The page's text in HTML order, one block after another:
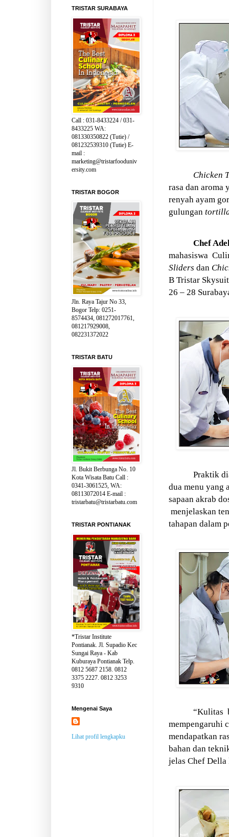
Chicken
rasa dan aroma
renyah ayam
gulungan
Chef
mahasiswa
Sliders dan
B Tristar
26 – 28
Praktik
dua menu yang
sapaan akrab
menjelaskan
tahapan dalam
“Kulitas
mempengaruhi
mendapatkan
bahan dan
jelas Chef Della
TRISTAR SURABAYA
Call : 031-8433224 / 031-
8433225 WA:
081330350822 (Tutie) /
081232539310 (Tutie) E-
mail :
marketing@tristarfooduniv
ersity.com
TRISTAR BOGOR
Jln. Raya Tajur No 33,
Bogor Telp: 0251-
8574434, 081272017761,
081217929008,
082231372022
TRISTAR BATU
Jl. Bukit Berbunga No. 10
Kota Wisata Batu Call :
0341-3061525, WA:
08113072014 E-mail :
tristarbatu@tristarbatu.com
TRISTAR PONTIANAK
*Tristar Institute
Pontianak. Jl. Supadio Kec
Sungai Raya - Kab
Kuburaya Pontianak Telp.
0812 5687 2158. 0812
3375 2227. 0812 3253
9310
Mengenai Saya
Lihat profil lengkapku